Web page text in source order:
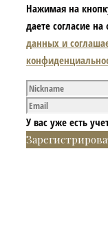
Нажимая на
даете согласие на
данных и
У вас уже есть